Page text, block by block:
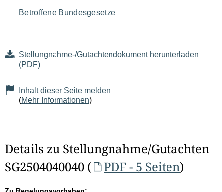
Seiteninhalt
Betroffene Bundesgesetze
Stellungnahme-/Gutachtendokument herunterladen
(PDF)
Inhalt dieser Seite melden
(Mehr Informationen)
Details zu Stellungnahme/Gutachten
SG2504040040 (
PDF - 5 Seiten)